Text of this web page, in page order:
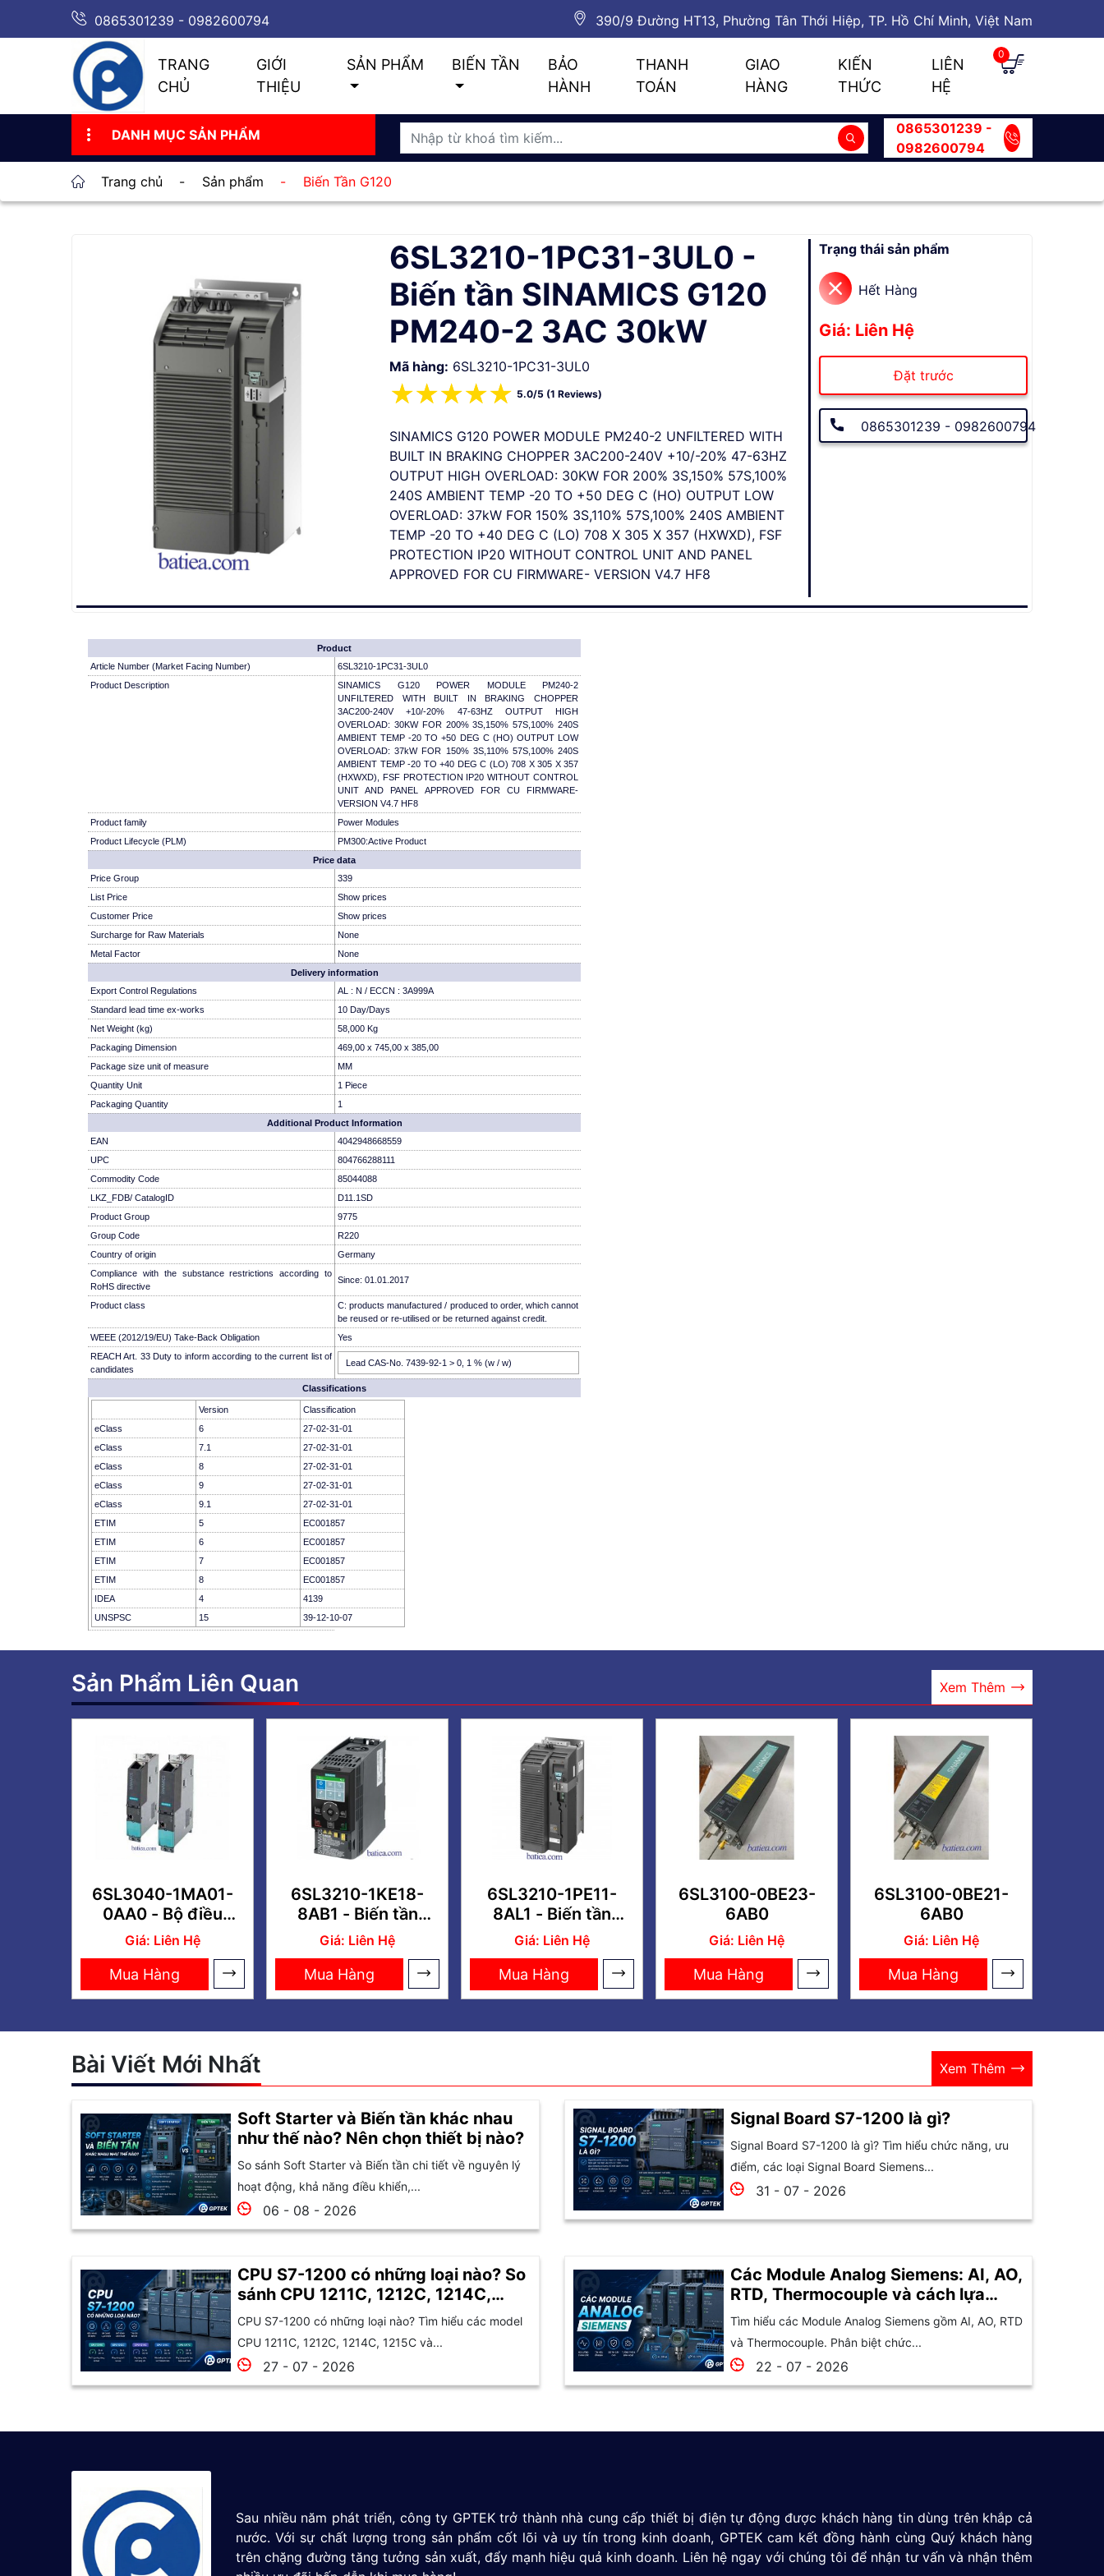
0865301239 - 0982600794 390/9 Đường HT13, Phường Tân Thới Hiệp, TP. Hồ Chí Minh, Việt Nam
TRANG
CHỦ
GIỚI
THIỆU
SẢN PHẨM BIẾN TẦN
BẢO
HÀNH
THANH
TOÁN
GIAO
HÀNG
KIẾN
THỨC
LIÊN
HỆ
0
DANH MỤC SẢN PHẨM
0865301239 -
0982600794
Trang chủ - Sản phẩm - Biến Tần G120
6SL3210-1PC31-3UL0 -
Biến tần SINAMICS G120
PM240-2 3AC 30kW
Mã hàng: 6SL3210-1PC31-3UL0
☆
☆
☆
☆
☆ 5.0/5 (1 Reviews)
SINAMICS G120 POWER MODULE PM240-2 UNFILTERED WITH
BUILT IN BRAKING CHOPPER 3AC200-240V +10/-20% 47-63HZ
OUTPUT HIGH OVERLOAD: 30KW FOR 200% 3S,150% 57S,100%
240S AMBIENT TEMP -20 TO +50 DEG C (HO) OUTPUT LOW
OVERLOAD: 37kW FOR 150% 3S,110% 57S,100% 240S AMBIENT
TEMP -20 TO +40 DEG C (LO) 708 X 305 X 357 (HXWXD), FSF
PROTECTION IP20 WITHOUT CONTROL UNIT AND PANEL
APPROVED FOR CU FIRMWARE- VERSION V4.7 HF8
Trạng thái sản phẩm
Hết Hàng
Giá: Liên Hệ
Đặt trước
0865301239 - 0982600794
Product
Article Number (Market Facing Number)
6SL3210-1PC31-3UL0
Product Description
SINAMICS G120 POWER MODULE PM240-2
UNFILTERED WITH BUILT IN BRAKING CHOPPER
3AC200-240V +10/-20% 47-63HZ OUTPUT HIGH
OVERLOAD: 30KW FOR 200% 3S,150% 57S,100% 240S
AMBIENT TEMP -20 TO +50 DEG C (HO) OUTPUT LOW
OVERLOAD: 37kW FOR 150% 3S,110% 57S,100% 240S
AMBIENT TEMP -20 TO +40 DEG C (LO) 708 X 305 X 357
(HXWXD), FSF PROTECTION IP20 WITHOUT CONTROL
UNIT AND PANEL APPROVED FOR CU FIRMWARE-
VERSION V4.7 HF8
Product family
Power Modules
Product Lifecycle (PLM)
PM300:Active Product
Price data
Price Group
339
List Price
Show prices
Customer Price
Show prices
Surcharge for Raw Materials
None
Metal Factor
None
Delivery information
Export Control Regulations
AL : N / ECCN : 3A999A
Standard lead time ex-works
10 Day/Days
Net Weight (kg)
58,000 Kg
Packaging Dimension
469,00 x 745,00 x 385,00
Package size unit of measure
MM
Quantity Unit
1 Piece
Packaging Quantity
1
Additional Product Information
EAN
4042948668559
UPC
804766288111
Commodity Code
85044088
LKZ_FDB/ CatalogID
D11.1SD
Product Group
9775
Group Code
R220
Country of origin
Germany
Compliance with the substance restrictions according to
RoHS directive
Since: 01.01.2017
Product class
C: products manufactured / produced to order, which cannot
be reused or re-utilised or be returned against credit.
WEEE (2012/19/EU) Take-Back Obligation
Yes
REACH Art. 33 Duty to inform according to the current list of
candidates
Lead CAS-No. 7439-92-1 > 0, 1 % (w / w)
Classifications
Version
Classification
eClass
6
27-02-31-01
eClass
7.1
27-02-31-01
eClass
8
27-02-31-01
eClass
9
27-02-31-01
eClass
9.1
27-02-31-01
ETIM
5
EC001857
ETIM
6
EC001857
ETIM
7
EC001857
ETIM
8
EC001857
IDEA
4
4139
UNSPSC
15 39-12-10-07
Sản Phẩm Liên Quan Xem Thêm
6SL3040-1MA01-
0AA0 - Bộ điều
khiển SINAMICS
CU320-2 PN
Giá: Liên Hệ
Mua Hàng
6SL3210-1KE18-
8AB1 - Biến tần
G120C 4KW
Giá: Liên Hệ
Mua Hàng
6SL3210-1PE11-
8AL1 - Biến tần
SINAMICS G120
PM240-2 3AC
0.37kW
Giá: Liên Hệ
Mua Hàng
6SL3100-0BE23-
6AB0
Giá: Liên Hệ
Mua Hàng
6SL3100-0BE21-
6AB0
Giá: Liên Hệ
Mua Hàng
Bài Viết Mới Nhất Xem Thêm
Soft Starter và Biến tần khác nhau
như thế nào? Nên chọn thiết bị nào?
So sánh Soft Starter và Biến tần chi tiết về nguyên lý
hoạt động, khả năng điều khiển,...
06 - 08 - 2026
Signal Board S7-1200 là gì?
Signal Board S7-1200 là gì? Tìm hiểu chức năng, ưu
điểm, các loại Signal Board Siemens...
31 - 07 - 2026
CPU S7-1200 có những loại nào? So
sánh CPU 1211C, 1212C, 1214C,
1215C và 1217C
CPU S7-1200 có những loại nào? Tìm hiểu các model
CPU 1211C, 1212C, 1214C, 1215C và...
27 - 07 - 2026
Các Module Analog Siemens: AI, AO,
RTD, Thermocouple và cách lựa
chọn
Tìm hiểu các Module Analog Siemens gồm AI, AO, RTD
và Thermocouple. Phân biệt chức...
22 - 07 - 2026
Sau nhiều năm phát triển, công ty GPTEK trở thành nhà cung cấp thiết bị điện tự động được khách hàng tin dùng trên khắp cả
nước. Với sự chất lượng trong sản phẩm cốt lõi và uy tín trong kinh doanh, GPTEK cam kết đồng hành cùng Quý khách hàng
trên chặng đường tăng tưởng sản xuất, đẩy mạnh hiệu quả kinh doanh. Liên hệ ngay với chúng tôi để nhận tư vấn và nhận thêm